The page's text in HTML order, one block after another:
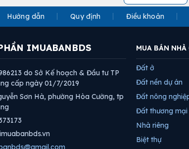
Hướng dẫn Quy định Điều khoản
IMUABANBDS
do Sở Kế hoạch & Đầu tư TP
cấp ngày 01/7/2019
Sơn Hà, phường Hòa Cường, tp
MUA BÁN
Đất ở
Đất nền dự án
Đất nông
Đất thương
Nhà riêng
Biệt thự